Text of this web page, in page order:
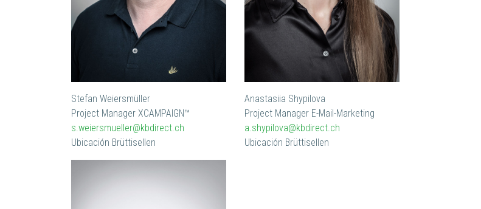
Stefan Weiersmüller
Project Manager XCAMPAIGN™
s.weiersmueller@kbdirect.ch
Ubicación Brüttisellen
Anastasiia Shypilova
Project Manager E-Mail-Marketing
a.shypilova@kbdirect.ch
Ubicación Brüttisellen